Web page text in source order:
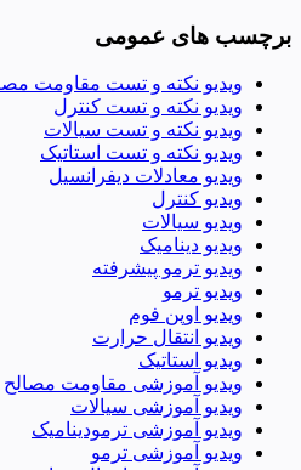
برچسب های عمومی
ویدیو نکته و تست مقاومت
ویدیو نکته و تست کنترل
ویدیو نکته و تست سیالات
ویدیو نکته و تست استاتیک
ویدیو معادلات دیفرانسیل
ویدیو کنترل
ویدیو سیالات
ویدیو دینامیک
ویدیو ترمو پیشرفته
ویدیو ترمو
ویدیو اوپن فوم
ویدیو انتقال حرارت
ویدیو استاتیک
ویدیو آموزشی مقاومت مصالح
ویدیو آموزشی سیالات
ویدیو آموزشی ترمودینامیک
ویدیو آموزشی ترمو